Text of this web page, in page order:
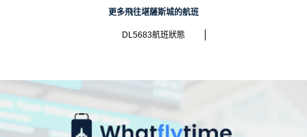
更多飛往堪薩斯城的航班
DL5683航班狀態